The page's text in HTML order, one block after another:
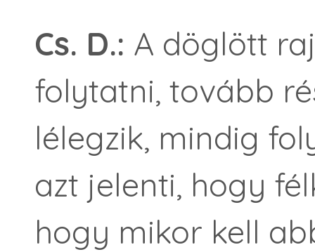
Cs. D.: A döglött
folytatni, tovább
lélegzik, mindig
azt jelenti, hogy
hogy mikor kell